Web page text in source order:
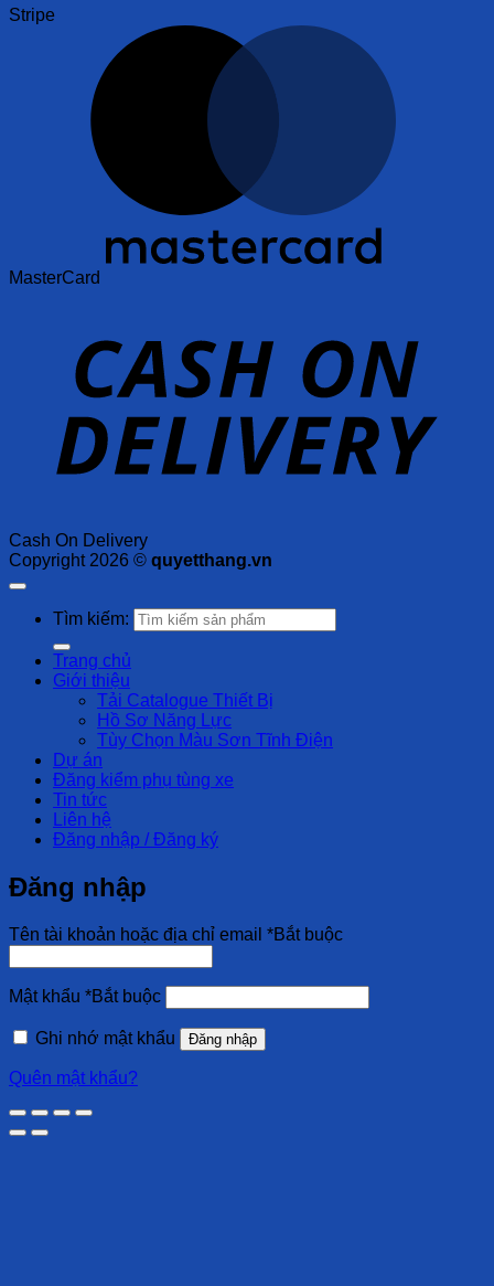
Stripe
MasterCard
Cash On Delivery
Copyright 2026 © quyetthang.vn
Tìm kiếm:
Trang chủ
Giới thiệu
Tải Catalogue Thiết Bị
Hồ Sơ Năng Lực
Tùy Chọn Màu Sơn Tĩnh Điện
Dự án
Đăng kiểm phụ tùng xe
Tin tức
Liên hệ
Đăng nhập / Đăng ký
Đăng nhập
Tên tài khoản hoặc địa chỉ email *Bắt buộc
Mật khẩu *Bắt buộc
Ghi nhớ mật khẩu Đăng nhập
Quên mật khẩu?